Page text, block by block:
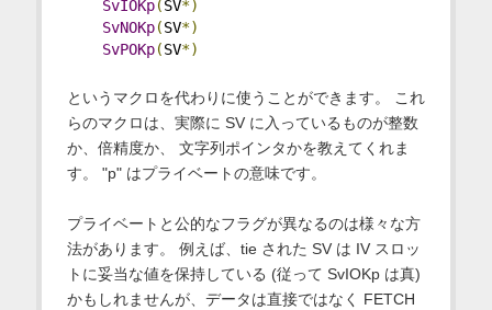
SvIOKp(SV*)
SvNOKp(SV*)
SvPOKp(SV*)
というマクロを代わりに使うことができます。 これ
らのマクロは、実際に SV に入っているものが整数
か、倍精度か、 文字列ポインタかを教えてくれま
す。 "p" はプライベートの意味です。
プライベートと公的なフラグが異なるのは様々な方
法があります。 例えば、tie された SV は IV スロッ
トに妥当な値を保持している (従って SvIOKp は真)
かもしれませんが、データは直接ではなく FETCH